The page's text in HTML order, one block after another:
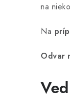
na
Na
Odvar